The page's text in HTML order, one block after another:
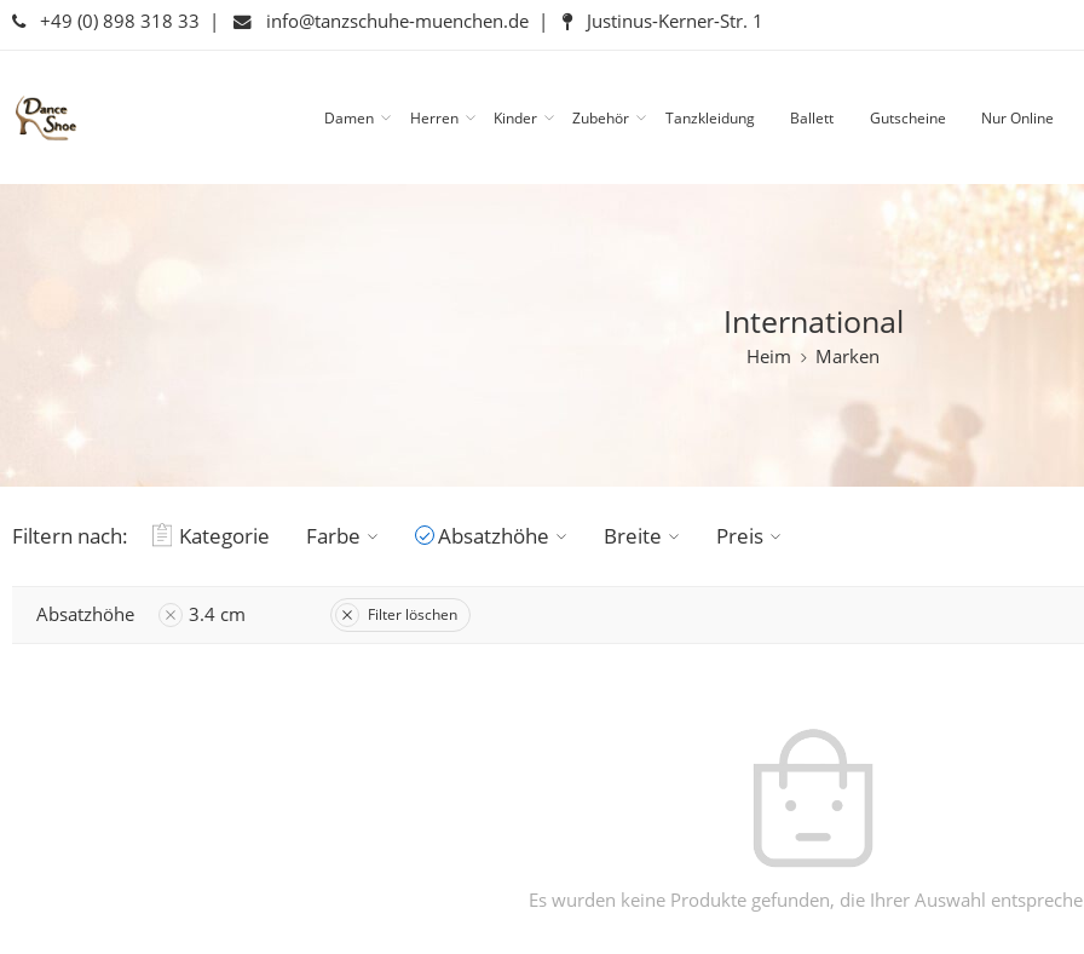
+49 (0) 898 318 33 | info@tanzschuhe-muenchen.de | Justinus-Kerner-Str. 1
Damen Herren Kinder Zubehör Tanzkleidung Ballett Gutscheine Nur Online
International
Heim Marken
Filtern nach: Kategorie Farbe Absatzhöhe Breite Preis
Absatzhöhe 3.4 cm Filter löschen
Es wurden keine Produkte gefunden, die Ihrer Auswahl